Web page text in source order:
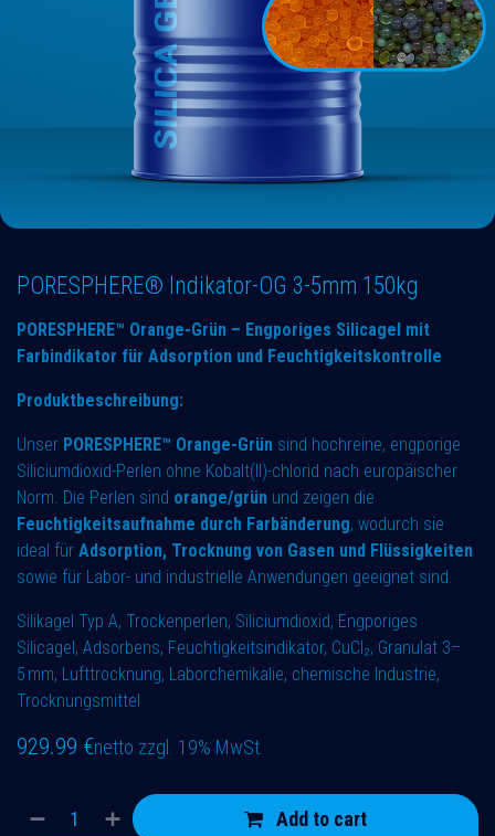
PORESPHERE® Indikator-OG 3-5mm 150kg
PORESPHERE™ Orange-Grün – Engporiges Silicagel mit
Farbindikator für Adsorption und Feuchtigkeitskontrolle
Produktbeschreibung:
Unser PORESPHERE™ Orange-Grün sind hochreine, engporige
Siliciumdioxid-Perlen ohne Kobalt(II)-chlorid nach europäischer
Norm. Die Perlen sind orange/grün und zeigen die
Feuchtigkeitsaufnahme durch Farbänderung, wodurch sie
ideal für Adsorption, Trocknung von Gasen und Flüssigkeiten
sowie für Labor- und industrielle Anwendungen geeignet sind.
Silikagel Typ A, Trockenperlen, Siliciumdioxid, Engporiges
Silicagel, Adsorbens, Feuchtigkeitsindikator, CuCl₂, Granulat 3–
5 mm, Lufttrocknung, Laborchemikalie, chemische Industrie,
Trocknungsmittel
929.99 €netto zzgl. 19% MwSt.
Add to cart